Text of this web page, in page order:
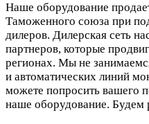
Наше оборудование
Таможенного союза при
дилеров. Дилерская сеть
партнеров, которые
регионах. Мы не
и автоматических линий
можете попросить вашего
наше оборудование. Будем